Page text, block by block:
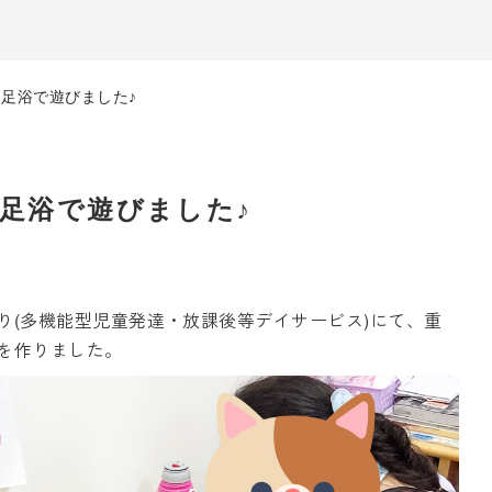
浴で遊びました♪
浴で遊びました♪
(多機能型児童発達・放課後等デイサービス)にて、重
りました。